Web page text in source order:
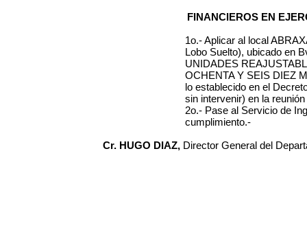
FINANCIEROS EN
1o.- Aplicar al local
Lobo Suelto), ubicado en
UNIDADES
OCHENTA Y SEIS DIEZ
lo establecido en el
sin intervenir) en la
2o.- Pase al Servicio de
cumplimiento.-
Cr. HUGO DIAZ, Director General del